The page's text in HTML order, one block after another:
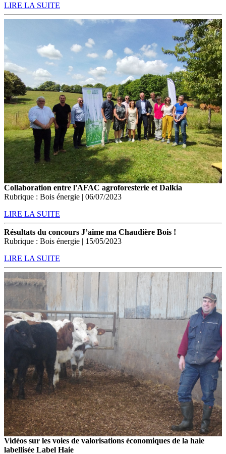
LIRE LA SUITE
Collaboration entre l'AFAC agroforesterie et Dalkia
Rubrique : Bois énergie | 06/07/2023
LIRE LA SUITE
Résultats du concours J’aime ma Chaudière Bois !
Rubrique : Bois énergie | 15/05/2023
LIRE LA SUITE
Vidéos sur les voies de valorisations économiques de la haie
labellisée Label Haie